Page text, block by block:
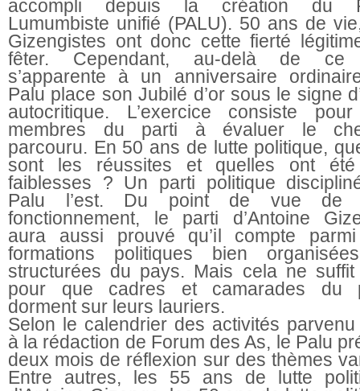
accompli depuis la création du
Lumumbiste unifié (PALU). 50 ans de
Gizengistes ont donc cette fierté
fêter. Cependant, au-delà de ce
s’apparente à un anniversaire
Palu place son Jubilé d’or sous le signe
autocritique. L’exercice consiste
membres du parti à évaluer le
parcouru. En 50 ans de lutte politique,
sont les réussites et quelles ont
faiblesses ? Un parti politique
Palu l’est. Du point de vue de
fonctionnement, le parti d’Antoine
aura aussi prouvé qu’il compte
formations politiques bien
structurées du pays. Mais cela ne
pour que cadres et camarades du
dorment sur leurs lauriers.
Selon le calendrier des activités
à la rédaction de Forum des As, le Palu
deux mois de réflexion sur des thèmes
Entre autres, les 55 ans de lutte